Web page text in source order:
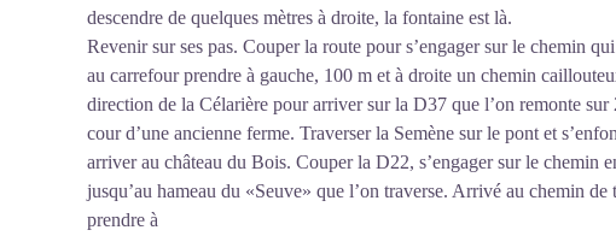
descendre de quelques mètres à droite, la fontaine est là.
Revenir sur ses pas. Couper la route pour s’engager sur le chemin
au carrefour prendre à gauche, 100 m et à droite un chemin
direction de la Célarière pour arriver sur la D37 que l’on remonte
cour d’une ancienne ferme. Traverser la Semène sur le pont et
arriver au château du Bois. Couper la D22, s’engager sur le chemin
jusqu’au hameau du «Seuve» que l’on traverse. Arrivé au chemin de
prendre à